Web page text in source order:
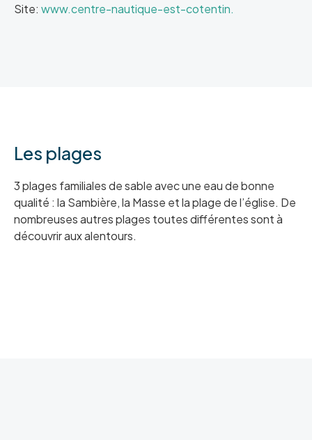
Site: www.centre-nautique-est-cotentin.
Les plages
3 plages familiales de sable avec une eau de bonne
qualité : la Sambière, la Masse et la plage de l’église. De
nombreuses autres plages toutes différentes sont à
découvrir aux alentours.